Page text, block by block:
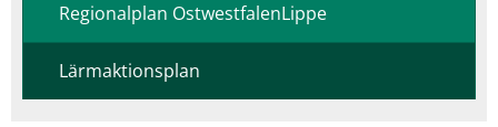
Regionalplan OstwestfalenLippe
Lärmaktionsplan